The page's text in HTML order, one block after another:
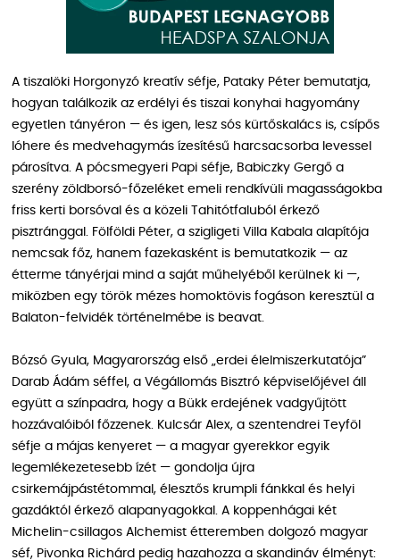
A tiszalöki Horgonyzó kreatív séfje, Pataky Péter bemutatja,
hogyan találkozik az erdélyi és tiszai konyhai hagyomány
egyetlen tányéron — és igen, lesz sós kürtőskalács is, csípős
lóhere és medvehagymás ízesítésű harcsacsorba levessel
párosítva. A pócsmegyeri Papi séfje, Babiczky Gergő a
szerény zöldborsó-főzeléket emeli rendkívüli magasságokba
friss kerti borsóval és a közeli Tahitótfaluból érkező
pisztránggal. Fölföldi Péter, a szigligeti Villa Kabala alapítója
nemcsak főz, hanem fazekasként is bemutatkozik — az
étterme tányérjai mind a saját műhelyéből kerülnek ki —,
miközben egy török mézes homoktövis fogáson keresztül a
Balaton-felvidék történelmébe is beavat.
Bózsó Gyula, Magyarország első „erdei élelmiszerkutatója”
Darab Ádám séffel, a Végállomás Bisztró képviselőjével áll
együtt a színpadra, hogy a Bükk erdejének vadgyűjtött
hozzávalóiból főzzenek. Kulcsár Alex, a szentendrei Teyföl
séfje a májas kenyeret — a magyar gyerekkor egyik
legemlékezetesebb ízét — gondolja újra
csirkemájpástétommal, élesztős krumpli fánkkal és helyi
gazdáktól érkező alapanyagokkal. A koppenhágai két
Michelin-csillagos Alchemist étteremben dolgozó magyar
séf, Pivonka Richárd pedig hazahozza a skandináv élményt: